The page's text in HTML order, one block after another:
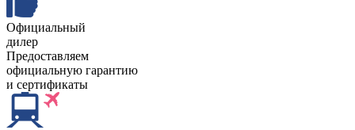
Официальный
дилер
Предоставляем
официальную гарантию
и сертификаты